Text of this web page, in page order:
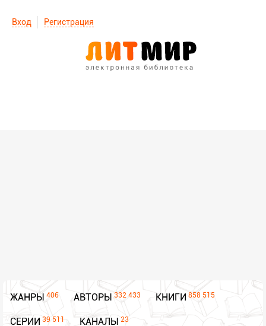
Вход Регистрация
ЖАНРЫ 406 АВТОРЫ 332 433 КНИГИ 858 515
СЕРИИ 39 511 КАНАЛЫ 23